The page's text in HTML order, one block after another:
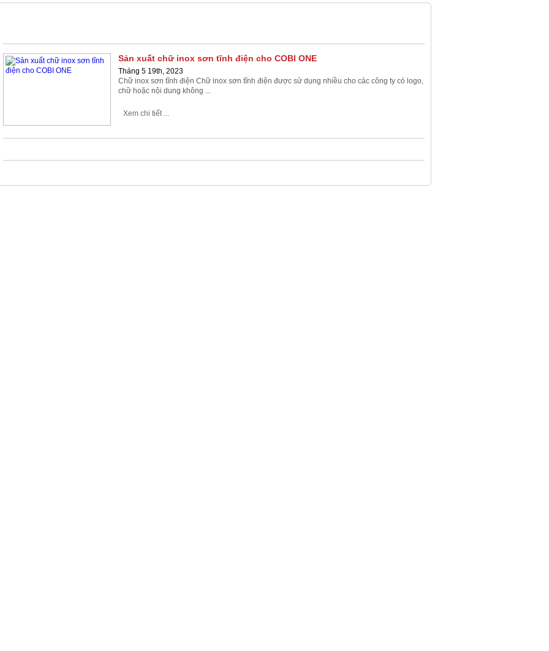
Sản xuất chữ inox sơn tĩnh điện cho COBI ONE
Tháng 5 19th, 2023
Chữ inox sơn tĩnh điện Chữ inox sơn tĩnh điện được sử dụng nhiều cho các công ty có logo,
chữ hoặc nội dung không ...
Xem chi tiết ...